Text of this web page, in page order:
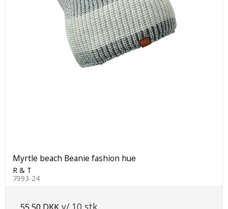
Myrtle beach Beanie fashion hue
R & T
7993-24
v/ 10 stk.